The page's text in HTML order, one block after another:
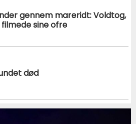
gennem mareridt: Voldtog,
sine ofre
død